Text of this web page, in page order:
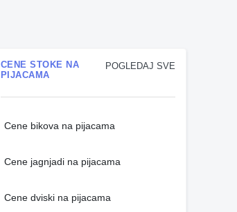
POGLEDAJ SVE
CENE STOKE NA
PIJACAMA
Cene bikova na pijacama
Cene jagnjadi na pijacama
Cene dviski na pijacama